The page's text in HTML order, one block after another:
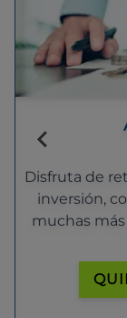
Disfruta de
inversión,
muchas